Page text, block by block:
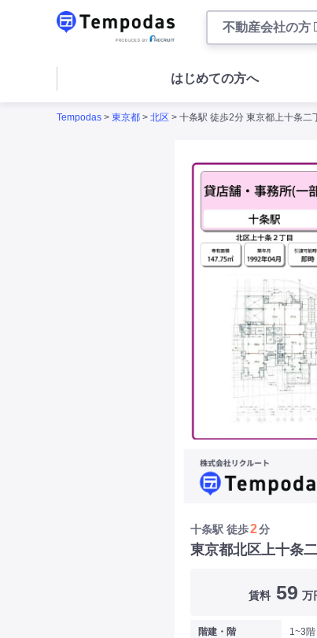
不動産会社の方
はじめての方へ
Tempodas > 東京都 > 北区 > 十条駅 徒歩2分 東京都上十条二
十条駅 徒歩2分
東京都北区上十条
賃料 59 万
階建・階 1~3